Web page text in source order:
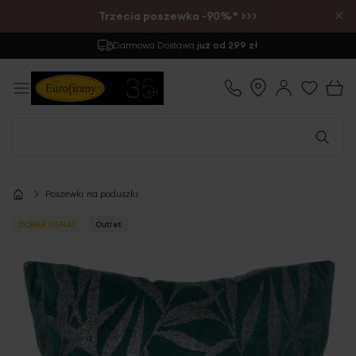
Trzecia poszewka -90%* >>> ×
Darmowa Dostawa już od 299 zł
Poszewki na poduszki
koniec
galerii
DOBRA CENA! Outlet